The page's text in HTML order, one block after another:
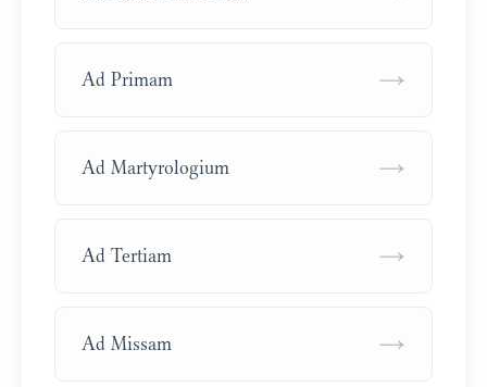
Ad Primam →
Ad Martyrologium →
Ad Tertiam →
Ad Missam →